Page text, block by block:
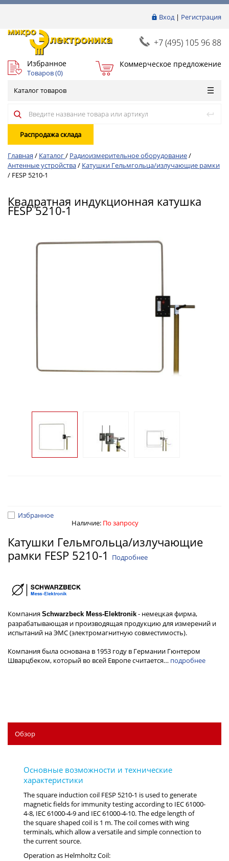
Вход| Регистрация
+7 (495) 105 96 88
Избранное
Товаров (0)
Коммерческое предложение
Каталог товаров
Распродажа склада
Главная / Каталог/ Радиоизмерительное оборудование/
Антенные устройства/ Катушки Гельмгольца/излучающие рамки
/ FESP 5210-1
Квадратная индукционная катушка
FESP 5210-1
Избранное
Наличие: По запросу
Катушки Гельмгольца/излучающие
рамки FESP 5210-1
Подробнее
Компания Schwarzbeck Mess-Elektronik - немецкая фирма,
разрабатывающая и производящая продукцию для измерений и
испытаний на ЭМС (электромагнитную совместимость).
Компания была основана в 1953 году в Германии Гюнтером
Шварцбеком, который во всей Европе считается… подробнее
Обзор
The square induction coil FESP 5210-1 is used to generate
magnetic fields for immunity testing according to IEC 61000-
4-8, IEC 61000-4-9 and IEC 61000-4-10. The edge length of
the square shaped coil is 1 m. The coil comes with wing
terminals, which allow a versatile and simple connection to
the current source.
Operation as Helmholtz Coil: